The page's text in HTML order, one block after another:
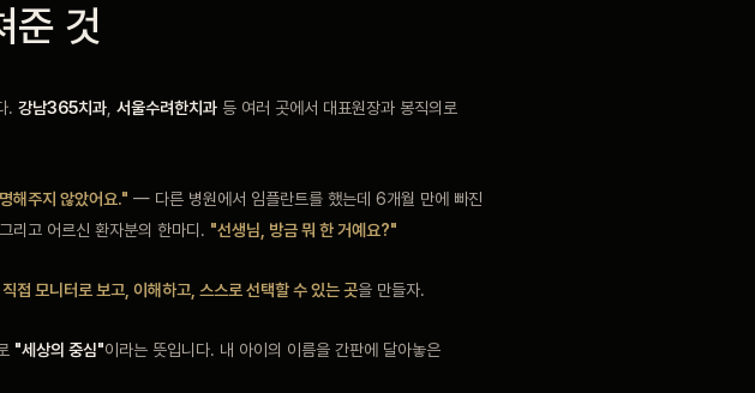
준 것
. 강남365치과, 서울수려한치과등 여러 곳에서 대표원장과 봉직의로
해주지 않았어요." — 다른 병원에서 임플란트를 했는데 6개월 만에 빠진
고 어르신 환자분의 한마디. "선생님, 방금 뭐 한 거예요?"
접 모니터로 보고, 이해하고, 스스로 선택할 수 있는 곳을 만들자.
"세상의 중심"이라는 뜻입니다. 내 아이의 이름을 간판에 달아놓은